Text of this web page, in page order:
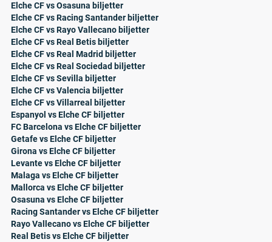
Elche CF vs Osasuna biljetter
Elche CF vs Racing Santander biljetter
Elche CF vs Rayo Vallecano biljetter
Elche CF vs Real Betis biljetter
Elche CF vs Real Madrid biljetter
Elche CF vs Real Sociedad biljetter
Elche CF vs Sevilla biljetter
Elche CF vs Valencia biljetter
Elche CF vs Villarreal biljetter
Espanyol vs Elche CF biljetter
FC Barcelona vs Elche CF biljetter
Getafe vs Elche CF biljetter
Girona vs Elche CF biljetter
Levante vs Elche CF biljetter
Malaga vs Elche CF biljetter
Mallorca vs Elche CF biljetter
Osasuna vs Elche CF biljetter
Racing Santander vs Elche CF biljetter
Rayo Vallecano vs Elche CF biljetter
Real Betis vs Elche CF biljetter